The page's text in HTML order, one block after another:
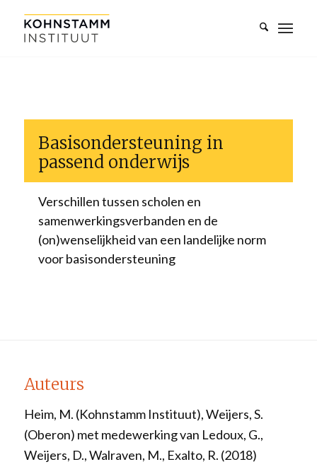
Basisondersteuning in
passend onderwijs
Verschillen tussen scholen en
samenwerkingsverbanden en de
(on)wenselijkheid van een landelijke norm
voor basisondersteuning
Auteurs
Heim, M. (Kohnstamm Instituut), Weijers, S.
(Oberon) met medewerking van Ledoux, G.,
Weijers, D., Walraven, M., Exalto, R. (2018)